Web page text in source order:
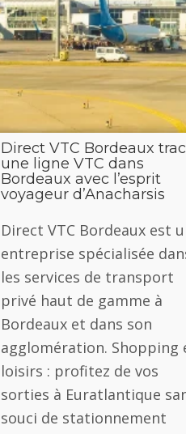
Direct VTC Bordeaux
une ligne VTC dans
Bordeaux avec l’esprit
voyageur d’Anacharsis
Direct VTC Bordeaux est
entreprise spécialisée
les services de transport
privé haut de gamme à
Bordeaux et dans son
agglomération. Shopping
loisirs : profitez de vos
sorties à Euratlantique
souci de stationnement